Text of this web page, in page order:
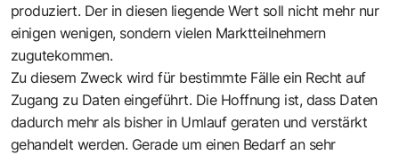
produziert. Der in diesen liegende Wert soll nicht mehr nur
einigen wenigen, sondern vielen Marktteilnehmern
zugutekommen.
Zu diesem Zweck wird für bestimmte Fälle ein Recht auf
Zugang zu Daten eingeführt. Die Hoffnung ist, dass Daten
dadurch mehr als bisher in Umlauf geraten und verstärkt
gehandelt werden. Gerade um einen Bedarf an sehr